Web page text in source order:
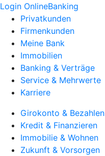
Login OnlineBanking
Privatkunden
Firmenkunden
Meine Bank
Immobilien
Banking & Verträge
Service & Mehrwerte
Karriere
Girokonto & Bezahlen
Kredit & Finanzieren
Immobilie & Wohnen
Zukunft & Vorsorgen